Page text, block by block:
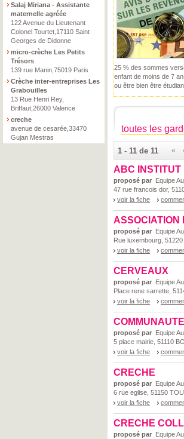
Salaj Miriana - Assistante
maternelle agréée
122 Avenue du Lieutenant
Colonel Tourtet,17110 Saint
Georges de Didonne
micro-crèche Les Petits
Trésors
139 rue Manin,75019 Paris
Crèche inter-entreprises Les
Grabouilles
13 Rue Henri Rey,
Briffaut,26000 Valence
creche
avenue de cesarée,33470
Gujan Mestras
25 % des sommes
enfant de moins de 7
ou être bien être
toutes les
1 - 11 de 11 «
ABC INSTITUT
proposé par Equipe
47 rue francois dor,
voir la fiche
ASSOCIATION
proposé par Equipe
Rue luxembourg,
voir la fiche
CERVEAUX
proposé par Equipe
Place rene sarrette,
voir la fiche
proposé par Equipe
5 place mairie, 51110
voir la fiche
CRECHE
proposé par Equipe
6 rue eglise, 51150
voir la fiche
CRECHE
proposé par Equipe